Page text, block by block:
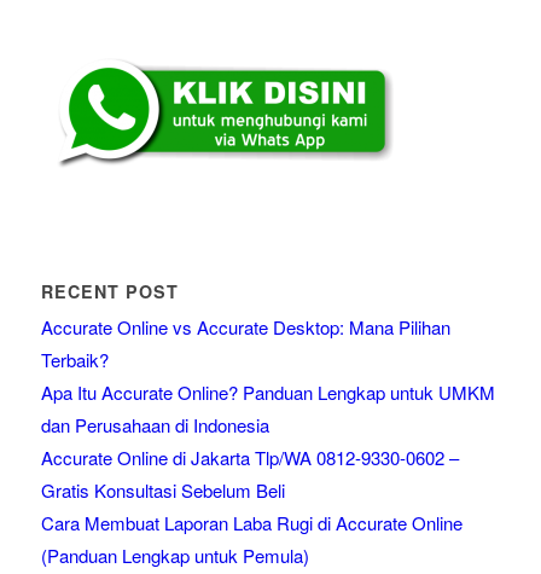
RECENT POST
Accurate Online vs Accurate Desktop: Mana Pilihan
Terbaik?
Apa Itu Accurate Online? Panduan Lengkap untuk UMKM
dan Perusahaan di Indonesia
Accurate Online di Jakarta Tlp/WA 0812-9330-0602 –
Gratis Konsultasi Sebelum Beli
Cara Membuat Laporan Laba Rugi di Accurate Online
(Panduan Lengkap untuk Pemula)